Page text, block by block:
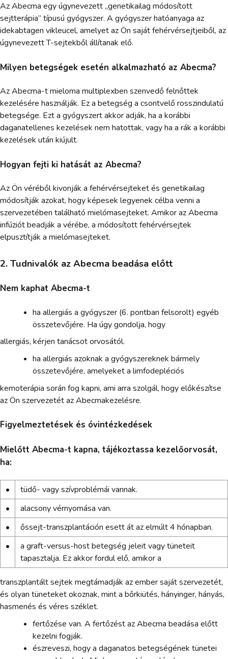
Az Abecma egy úgynevezett „genetikailag módosított
sejtterápia” típusú gyógyszer. A gyógyszer hatóanyaga az
idekabtagen vikleucel, amelyet az Ön saját fehérvérsejtjeiből, az
úgynevezett T-sejtekből állítanak elő.
Milyen betegségek esetén alkalmazható az Abecma?
Az Abecma-t mieloma multiplexben szenvedő felnőttek
kezelésére használják. Ez a betegség a csontvelő rosszindulatú
betegsége. Ezt a gyógyszert akkor adják, ha a korábbi
daganatellenes kezelések nem hatottak, vagy ha a rák a korábbi
kezelések után kiújult.
Hogyan fejti ki hatását az Abecma?
Az Ön véréből kivonják a fehérvérsejteket és genetikailag
módosítják azokat, hogy képesek legyenek célba venni a
szervezetében található mielómasejteket. Amikor az Abecma
infúziót beadják a vérébe, a módosított fehérvérsejtek
elpusztítják a mielómasejteket.
2. Tudnivalók az Abecma beadása előtt
Nem kaphat Abecma-t
ha allergiás a gyógyszer (6. pontban felsorolt) egyéb
összetevőjére. Ha úgy gondolja, hogy
allergiás, kérjen tanácsot orvosától.
ha allergiás azoknak a gyógyszereknek bármely
összetevőjére, amelyeket a limfodepléciós
kemoterápia során fog kapni, ami arra szolgál, hogy előkészítse
az Ön szervezetét az Abecmakezelésre.
Figyelmeztetések és óvintézkedések
Mielőtt Abecma-t kapna, tájékoztassa kezelőorvosát,
ha:
•
tüdő- vagy szívproblémái vannak.
•
alacsony vérnyomása van.
•
őssejt-transzplantáción esett át az elmúlt 4 hónapban.
•
a graft-versus-host betegség jeleit vagy tüneteit
tapasztalja. Ez akkor fordul elő, amikor a
transzplantált sejtek megtámadják az ember saját szervezetét,
és olyan tüneteket okoznak, mint a bőrkiütés, hányinger, hányás,
hasmenés és véres széklet.
fertőzése van. A fertőzést az Abecma beadása előtt
kezelni fogják.
észreveszi, hogy a daganatos betegségének tünetei